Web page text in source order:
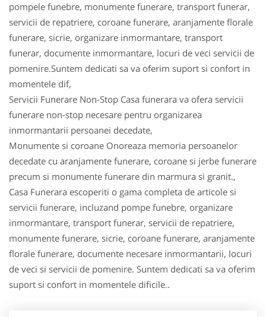
pompele funebre, monumente funerare, transport funerar,
servicii de repatriere, coroane funerare, aranjamente florale
funerare, sicrie, organizare inmormantare, transport
funerar, documente inmormantare, locuri de veci servicii de
pomenire.Suntem dedicati sa va oferim suport si confort in
momentele dif,
Servicii Funerare Non-Stop Casa funerara va ofera servicii
funerare non-stop necesare pentru organizarea
inmormantarii persoanei decedate,
Monumente si coroane Onoreaza memoria persoanelor
decedate cu aranjamente funerare, coroane si jerbe funerare
precum si monumente funerare din marmura si granit.,
Casa Funerara escoperiti o gama completa de articole si
servicii funerare, incluzand pompe funebre, organizare
inmormantare, transport funerar, servicii de repatriere,
monumente funerare, sicrie, coroane funerare, aranjamente
florale funerare, documente necesare inmormantarii, locuri
de veci si servicii de pomenire. Suntem dedicati sa va oferim
suport si confort in momentele dificile..